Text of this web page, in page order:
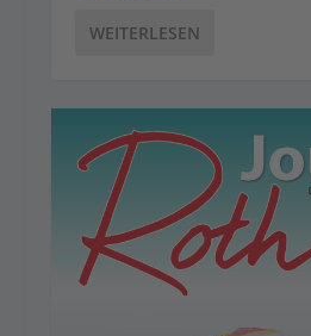
WEITERLESEN